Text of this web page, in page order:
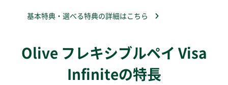
基本特典・選べる特典の詳細はこちら
Olive フレキシブルペイ Visa
Infiniteの特長